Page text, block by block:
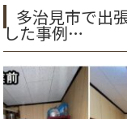
買取のご依頼
多治見市
けまで、
た事例を